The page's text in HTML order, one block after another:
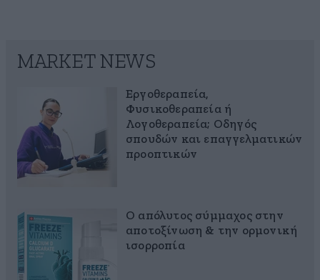
MARKET NEWS
Εργοθεραπεία,
Φυσικοθεραπεία ή
Λογοθεραπεία; Οδηγός
σπουδών και επαγγελματικών
προοπτικών
Ο απόλυτος σύμμαχος στην
αποτοξίνωση & την ορμονική
ισορροπία